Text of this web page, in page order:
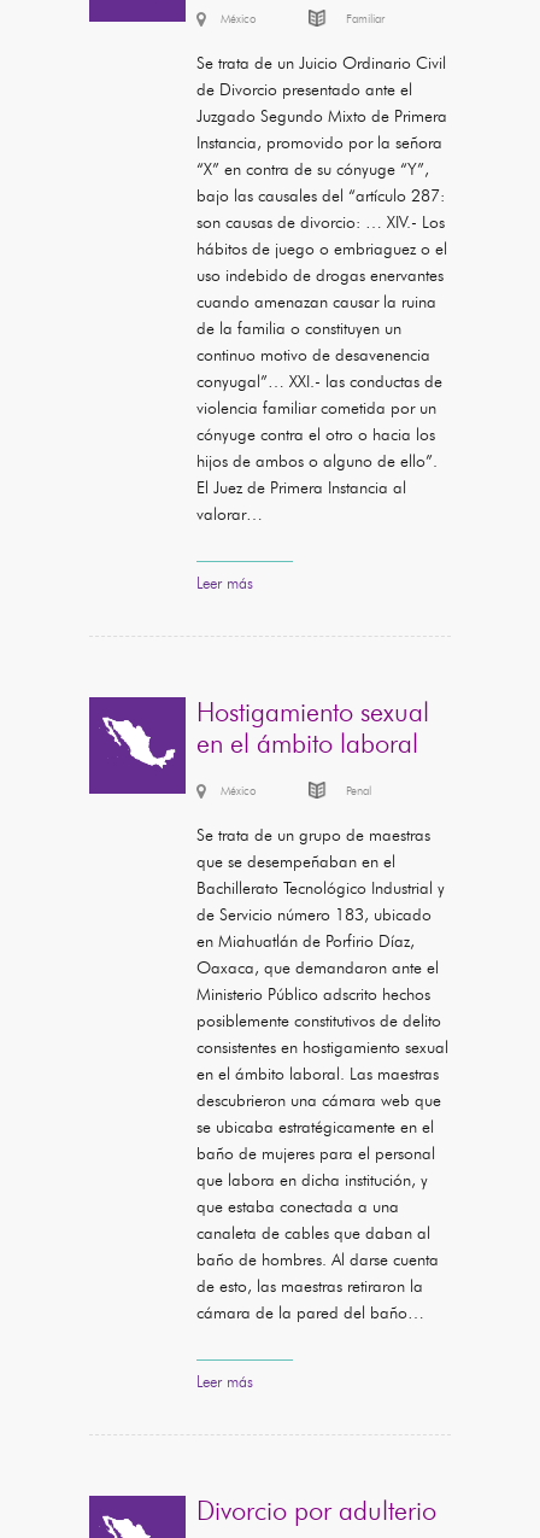
México Familiar
Se trata de un Juicio Ordinario Civil
de Divorcio presentado ante el
Juzgado Segundo Mixto de Primera
Instancia, promovido por la señora
“X” en contra de su cónyuge “Y”,
bajo las causales del “artículo 287:
son causas de divorcio: … XIV.- Los
hábitos de juego o embriaguez o el
uso indebido de drogas enervantes
cuando amenazan causar la ruina
de la familia o constituyen un
continuo motivo de desavenencia
conyugal”… XXI.- las conductas de
violencia familiar cometida por un
cónyuge contra el otro o hacia los
hijos de ambos o alguno de ello”.
El Juez de Primera Instancia al
valorar…
Leer más
Hostigamiento sexual
en el ámbito laboral
México Penal
Se trata de un grupo de maestras
que se desempeñaban en el
Bachillerato Tecnológico Industrial y
de Servicio número 183, ubicado
en Miahuatlán de Porfirio Díaz,
Oaxaca, que demandaron ante el
Ministerio Público adscrito hechos
posiblemente constitutivos de delito
consistentes en hostigamiento sexual
en el ámbito laboral. Las maestras
descubrieron una cámara web que
se ubicaba estratégicamente en el
baño de mujeres para el personal
que labora en dicha institución, y
que estaba conectada a una
canaleta de cables que daban al
baño de hombres. Al darse cuenta
de esto, las maestras retiraron la
cámara de la pared del baño…
Leer más
Divorcio por adulterio